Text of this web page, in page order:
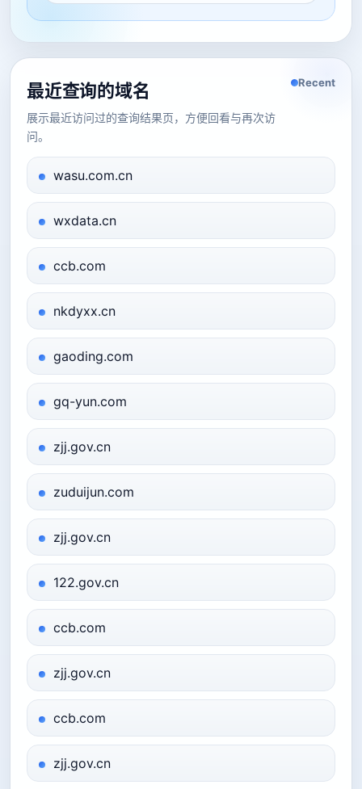
最近查询的域名
展示最近访问过的查询结果页，方便回看与再次访
问。
Recent
wasu.com.cn
wxdata.cn
ccb.com
nkdyxx.cn
gaoding.com
gq-yun.com
zjj.gov.cn
zuduijun.com
zjj.gov.cn
122.gov.cn
ccb.com
zjj.gov.cn
ccb.com
zjj.gov.cn